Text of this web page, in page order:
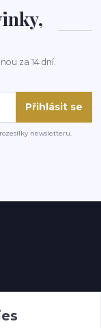
za 14 dní.
Přihlásit se
newsletteru.